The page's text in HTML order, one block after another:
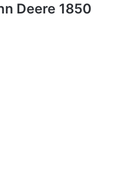
Deere 1850